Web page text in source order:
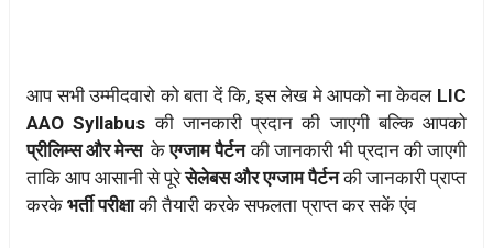
आप सभी उम्मीदवारो को बता दें कि, इस लेख मे आपको ना केवल LIC
AAO Syllabus की जानकारी प्रदान की जाएगी बल्कि आपको
प्रीलिम्स और मेन्स केएग्जाम पैर्टनकी जानकारी भी प्रदान की जाएगी
ताकि आप आसानी से पूरेसेलेबस और एग्जाम पैर्टनकी जानकारी प्राप्त
करके भर्ती परीक्षाकी तैयारी करके सफलता प्राप्त कर सकें एंव